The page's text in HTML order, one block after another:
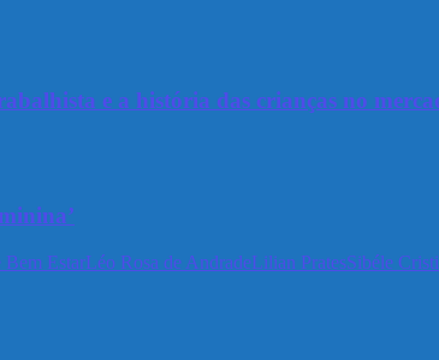
e a história das crianças no
Bem EstarLéo Rosa de AndradeLilian PratesSibéle